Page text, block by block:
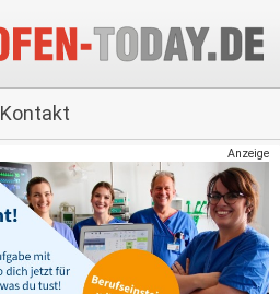
Kontakt
Anzeige